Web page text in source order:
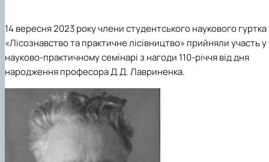
Прес-релізи
Виступи в ЗМІ
Контакти
14 вересня 2023 року члени студентського наукового гуртка
«Лісознавство та практичне лісівництво» прийняли участь у
науково-практичному семінарі з нагоди 110-річчя від дня
народження професора Д.Д. Лавриненка.